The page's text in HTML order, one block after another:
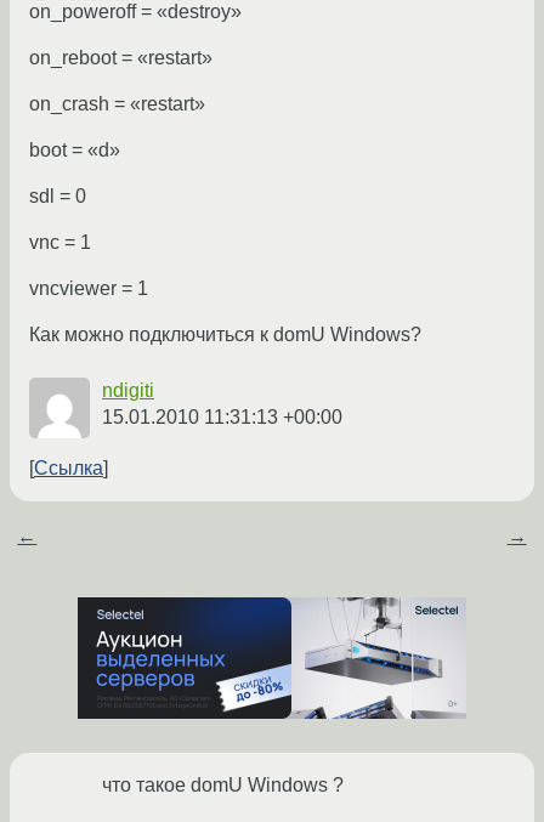
on_poweroff = «destroy»
on_reboot = «restart»
on_crash = «restart»
boot = «d»
sdl = 0
vnc = 1
vncviewer = 1
Как можно подключиться к domU Windows?
ndigiti
15.01.2010 11:31:13 +00:00
Ссылка
← →
что такое domU Windows ?